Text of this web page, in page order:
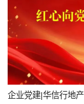
企业党建|华信行地